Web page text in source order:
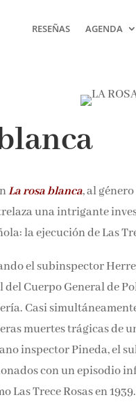
RESEÑAS AGENDA
La rosa blanca, al
una intrigante
la ejecución de Las
el subinspector
Cuerpo General de
Casi
muertes trágicas de
inspector Pineda, el
con un episodio
Las Trece Rosas en 1939.